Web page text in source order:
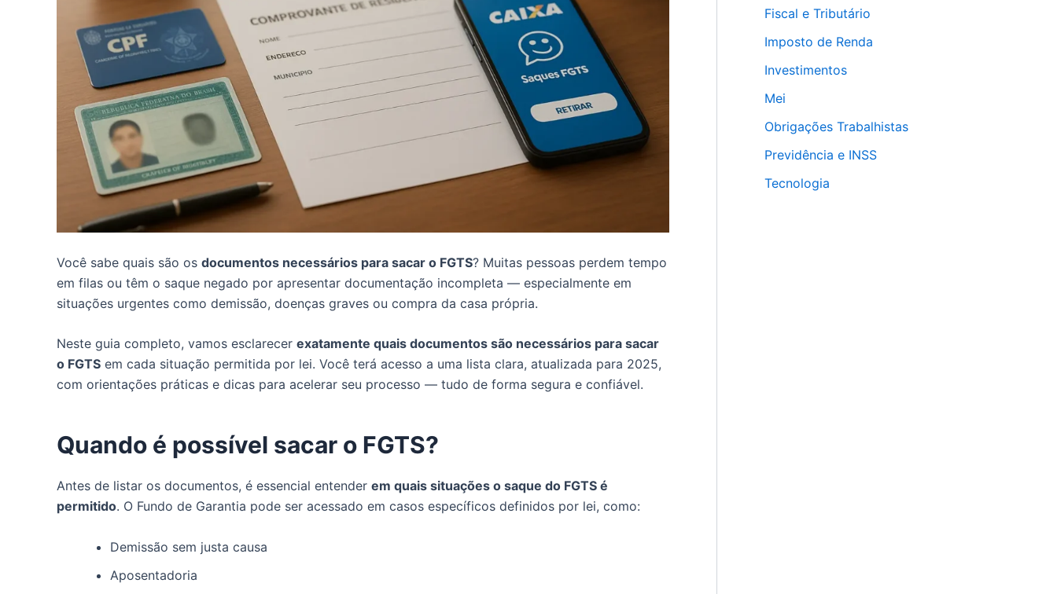
Você sabe quais são os documentos necessários para sacar o FGTS? Muitas pessoas perdem tempo
em filas ou têm o saque negado por apresentar documentação incompleta — especialmente em
situações urgentes como demissão, doenças graves ou compra da casa própria.
Neste guia completo, vamos esclarecer exatamente quais documentos são necessários para sacar
o FGTS em cada situação permitida por lei. Você terá acesso a uma lista clara, atualizada para 2025,
com orientações práticas e dicas para acelerar seu processo — tudo de forma segura e confiável.
Quando é possível sacar o FGTS?
Antes de listar os documentos, é essencial entender em quais situações o saque do FGTS é
permitido. O Fundo de Garantia pode ser acessado em casos específicos definidos por lei, como:
Demissão sem justa causa
Aposentadoria
Fiscal e Tributário
Imposto de Renda
Investimentos
Mei
Obrigações Trabalhistas
Previdência e INSS
Tecnologia